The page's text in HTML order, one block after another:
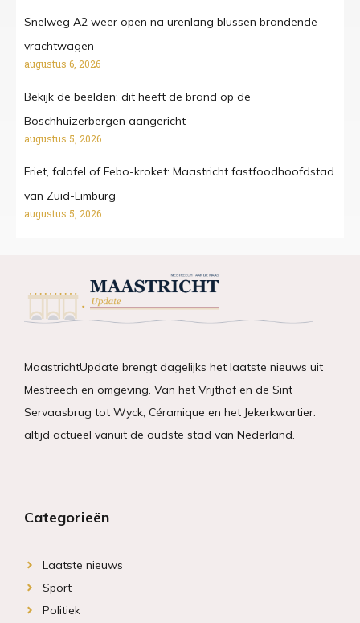
Snelweg A2 weer open na urenlang blussen brandende
vrachtwagen
augustus 6, 2026
Bekijk de beelden: dit heeft de brand op de
Boschhuizerbergen aangericht
augustus 5, 2026
Friet, falafel of Febo-kroket: Maastricht fastfoodhoofdstad
van Zuid-Limburg
augustus 5, 2026
MaastrichtUpdate brengt dagelijks het laatste nieuws uit
Mestreech en omgeving. Van het Vrijthof en de Sint
Servaasbrug tot Wyck, Céramique en het Jekerkwartier:
altijd actueel vanuit de oudste stad van Nederland.
Categorieën
Laatste nieuws
Sport
Politiek